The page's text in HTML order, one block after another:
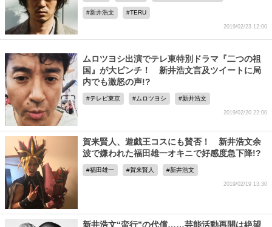
新井浩文 TERU
2019/02/23 12:00
ムロツヨシ出演でテレ東特別ドラマ『二つの祖
国』が大ピンチ！ 新井浩文言及ツイートに局
内でも激怒の声!?
テレビ東京 ムロツヨシ 新井浩文
2019/02/20 22:00
賀来賢人、遊戯王コスにも賛否！ 新井浩文余
波で嫌われた福田雄一オキニで好感度急下降!?
福田雄一 賀来賢人 新井浩文
2019/02/19 13:30
新井浩文“蛮行”の代償……芸能活動再開は絶望